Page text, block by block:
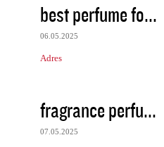
best perfume fo...
06.05.2025
Adres
fragrance perfu...
07.05.2025